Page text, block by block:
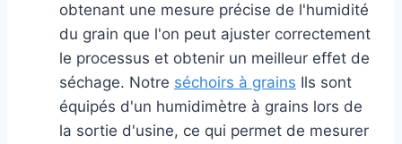
obtenant une mesure précise de l'humidité
du grain que l'on peut ajuster correctement
le processus et obtenir un meilleur effet de
séchage. Notre séchoirs à grains Ils sont
équipés d'un humidimètre à grains lors de
la sortie d'usine, ce qui permet de mesurer